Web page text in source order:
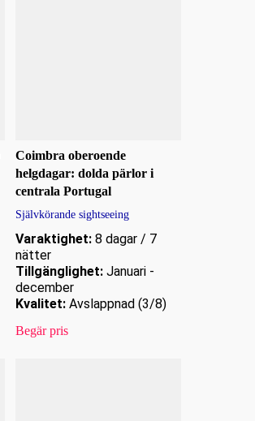
Coimbra oberoende
helgdagar: dolda pärlor i
centrala Portugal
Självkörande sightseeing
Varaktighet:8 dagar / 7
nätter
Tillgänglighet:Januari -
december
Kvalitet:Avslappnad (3/8)
Begär pris